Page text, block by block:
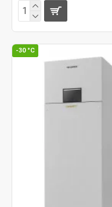
-30 °C